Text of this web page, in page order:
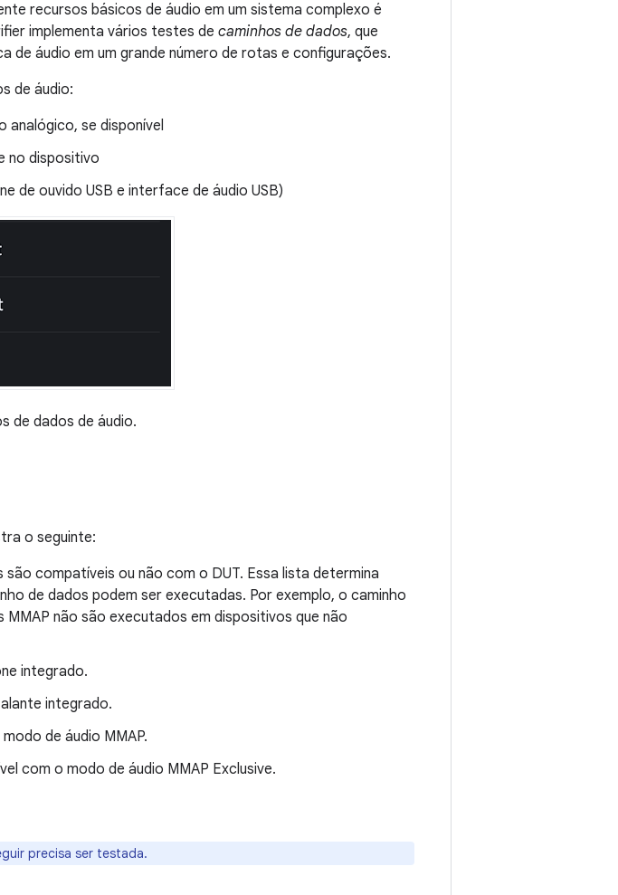
recursos básicos de áudio em um sistema complexo é
implementa vários testes de caminhos de dados, que
de áudio em um grande número de rotas e configurações.
de áudio:
analógico, se disponível
no dispositivo
de ouvido USB e interface de áudio USB)
de dados de áudio.
o seguinte:
compatíveis ou não com o DUT. Essa lista determina
de dados podem ser executadas. Por exemplo, o caminho
não são executados em dispositivos que não
integrado.
integrado.
de áudio MMAP.
com o modo de áudio MMAP Exclusive.
precisa ser testada.